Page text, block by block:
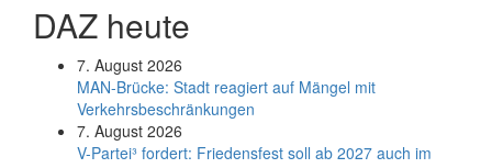
DAZ heute
7. August 2026
MAN-Brücke: Stadt reagiert auf Mängel mit
Verkehrsbeschränkungen
7. August 2026
V-Partei­³ fordert: Friedens­fest soll ab 2027 auch im